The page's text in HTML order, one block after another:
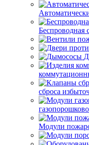
Беспроводная
сброса
Модули